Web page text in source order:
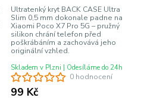
0 hodnocení
Ultratenký kryt BACK CASE Ultra
Slim 0,5 mm dokonale padne na
Xiaomi Poco X7 Pro 5G – pružný
silikon chrání telefon před
poškrábáním a zachovává jeho
originální vzhled.
99 Kč
Skladem v Plzni | Odesíláme do 24h